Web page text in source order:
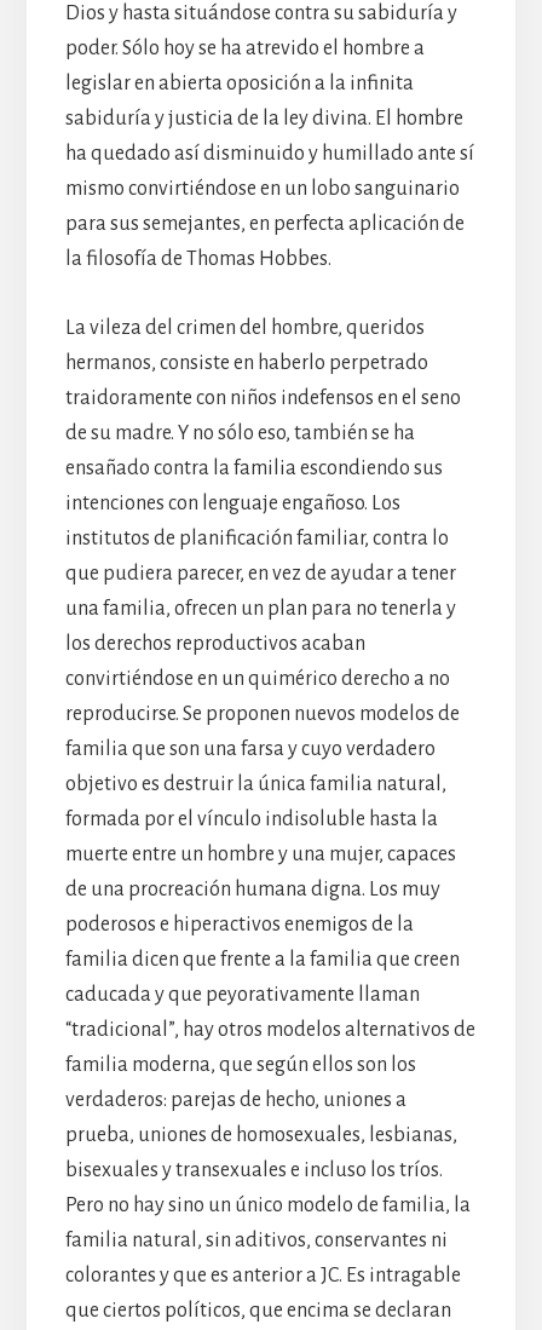
Dios y hasta situándose contra su sabiduría y
poder. Sólo hoy se ha atrevido el hombre a
legislar en abierta oposición a la infinita
sabiduría y justicia de la ley divina. El hombre
ha quedado así disminuido y humillado ante sí
mismo convirtiéndose en un lobo sanguinario
para sus semejantes, en perfecta aplicación de
la filosofía de Thomas Hobbes.
La vileza del crimen del hombre, queridos
hermanos, consiste en haberlo perpetrado
traidoramente con niños indefensos en el seno
de su madre. Y no sólo eso, también se ha
ensañado contra la familia escondiendo sus
intenciones con lenguaje engañoso. Los
institutos de planificación familiar, contra lo
que pudiera parecer, en vez de ayudar a tener
una familia, ofrecen un plan para no tenerla y
los derechos reproductivos acaban
convirtiéndose en un quimérico derecho a no
reproducirse. Se proponen nuevos modelos de
familia que son una farsa y cuyo verdadero
objetivo es destruir la única familia natural,
formada por el vínculo indisoluble hasta la
muerte entre un hombre y una mujer, capaces
de una procreación humana digna. Los muy
poderosos e hiperactivos enemigos de la
familia dicen que frente a la familia que creen
caducada y que peyorativamente llaman
“tradicional”, hay otros modelos alternativos de
familia moderna, que según ellos son los
verdaderos: parejas de hecho, uniones a
prueba, uniones de homosexuales, lesbianas,
bisexuales y transexuales e incluso los tríos.
Pero no hay sino un único modelo de familia, la
familia natural, sin aditivos, conservantes ni
colorantes y que es anterior a JC. Es intragable
que ciertos políticos, que encima se declaran